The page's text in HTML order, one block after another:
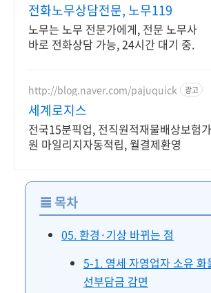
전화노무상담전문, 노무119
노무는 노무 전문가에게, 전문 노무사
바로 전화상담 가능, 24시간 대기 중.
http://blog.naver.com/pajuquick 광고
세계로지스
전국15분픽업, 전직원적재물배상보험
원 마일리지자동적립, 월결제환영
≣ 목차
05. 환경·기상 바뀌는 점
5-1. 영세 자영업자 소유 화
선부담금 감면